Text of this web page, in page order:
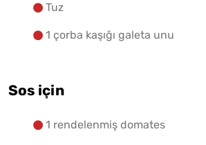
Tuz
1 çorba kaşığı galeta unu
Sos için
1 rendelenmiş domates